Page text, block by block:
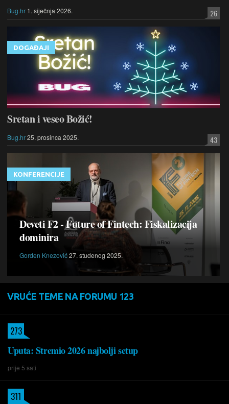
Bug.hr 1. siječnja 2026. 26
DOGAĐAJI
Sretan i veseo Božić!
Bug.hr25. prosinca 2025. 43
KONFERENCIJE
Deveti F2 - Future of Fintech: Fiskalizacija
dominira
Gorden Knezović27. studenog 2025.
VRUĆE TEME NA FORUMU 123
Uputa: Stremio 2026 najbolji setup
prije 5 sati
273
311